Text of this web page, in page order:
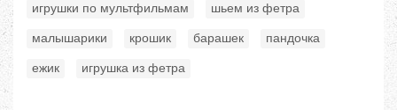
игрушки по мультфильмам шьем из фетра
малышарики крошик барашек пандочка
ежик игрушка из фетра